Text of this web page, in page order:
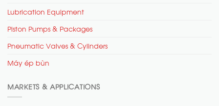
Lubrication Equipment
Piston Pumps & Packages
Pneumatic Valves & Cylinders
Máy ép bùn
MARKETS & APPLICATIONS